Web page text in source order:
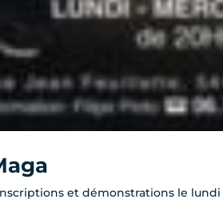
et démonstrations le lundi